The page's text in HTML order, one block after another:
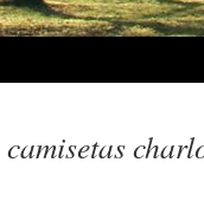
camisetas